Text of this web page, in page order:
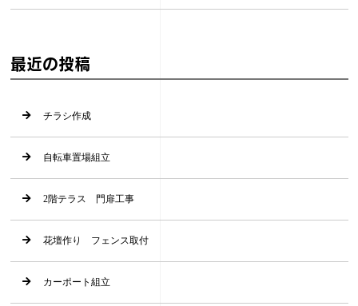
最近の投稿
チラシ作成
自転車置場組立
2階テラス 門扉工事
花壇作り フェンス取付
カーポート組立